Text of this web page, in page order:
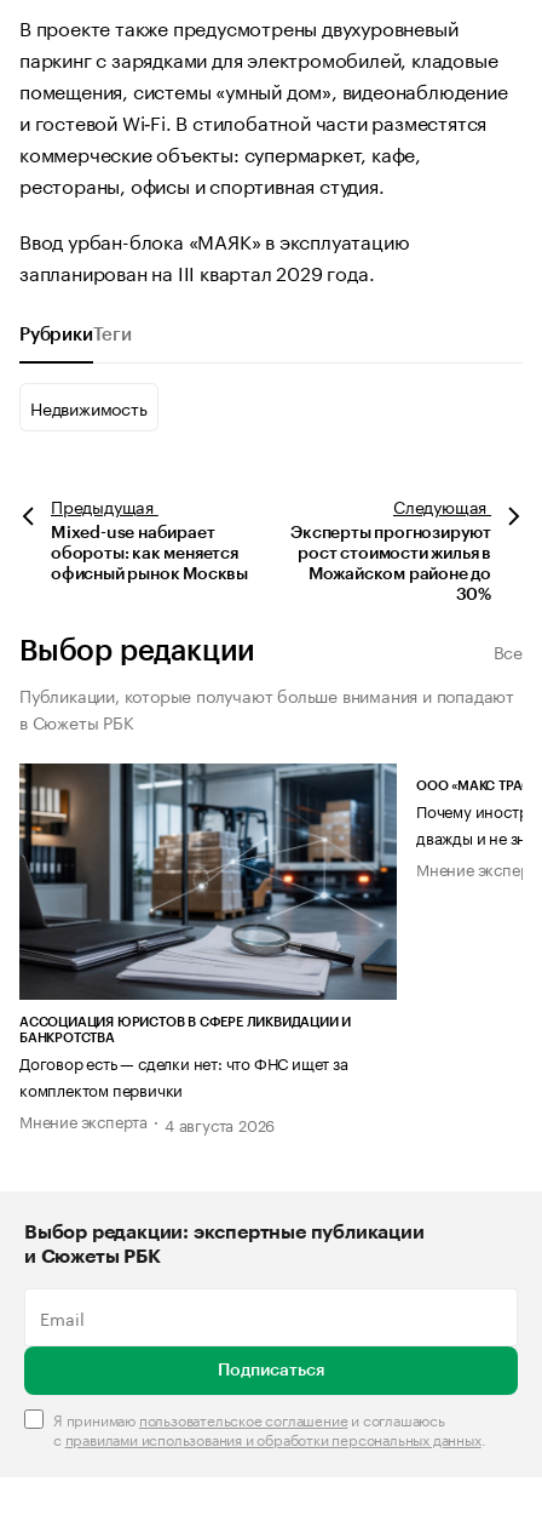
В проекте также предусмотрены двухуровневый
паркинг с зарядками для электромобилей, кладовые
помещения, системы «умный дом», видеонаблюдение
и гостевой Wi‑Fi. В стилобатной части разместятся
коммерческие объекты: супермаркет, кафе,
рестораны, офисы и спортивная студия.
Ввод урбан-блока «МАЯК» в эксплуатацию
запланирован на III квартал 2029 года.
Рубрики Теги
Недвижимость
Предыдущая
Mixed-use набирает
обороты: как меняется
офисный рынок Москвы
Следующая
Эксперты прогнозируют
рост стоимости жилья в
Можайском районе до
30%
Выбор редакции
Все
Публикации, которые получают больше внимания и попадают
в Сюжеты РБК
АССОЦИАЦИЯ ЮРИСТОВ В СФЕРЕ ЛИКВИДАЦИИ И
БАНКРОТСТВА
Договор есть — сделки нет: что ФНС ищет за
комплектом первички
Мнение эксперта
4 августа 2026
ООО «МАКС ТРАСТ»
Почему
дважды и не
Мнение
Выбор редакции: экспертные публикации
и Сюжеты РБК
Подписаться
Я принимаю пользовательское соглашениеи соглашаюсь
с правилами использования и обработки персональных данных.